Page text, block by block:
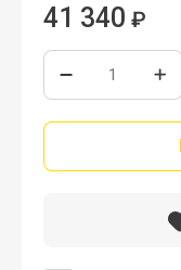
41 340 ₽